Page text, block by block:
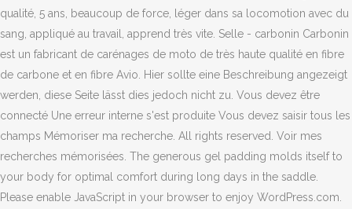
qualité, 5 ans, beaucoup de force, léger dans sa locomotion avec du
sang, appliqué au travail, apprend très vite. Selle - carbonin Carbonin
est un fabricant de carénages de moto de très haute qualité en fibre
de carbone et en fibre Avio. Hier sollte eine Beschreibung angezeigt
werden, diese Seite lässt dies jedoch nicht zu. Vous devez être
connecté Une erreur interne s'est produite Vous devez saisir tous les
champs Mémoriser ma recherche. All rights reserved. Voir mes
recherches mémorisées. The generous gel padding molds itself to
your body for optimal comfort during long days in the saddle.
Please enable JavaScript in your browser to enjoy WordPress.com.